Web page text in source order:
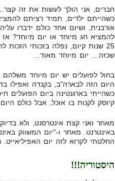
חברים, אני הולך לעשות את זה
כשהייתם ילדים, תמיד רציתם
אורבנית, ושיום אחד כולם ידברו
להמציא חג מיוחד או יום מיוחד?
25 שנות קיום, נפלה בזכותי הזכות
שכזה… יום מיוחד מאוד…
בחול לפועלים יש יום מיוחד
היום הזה לבארה"ב, בקנדה ואפילו
כשהייתי בארגנטינה ביום הפועלים
קיוסק לקנות בו אוכל, אבל כולם
מאחר ואני קצת אינטרסנט, ולא
באינטרנט. מאחר ו-"יום המשווק
החלטתי לקרוא לזה יום
היסטוריה!!!